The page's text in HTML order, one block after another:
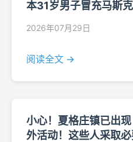
本31岁男子冒充马斯
2026年07月29日
阅读全文 →
小心！夏格庄镇已出
外活动！这些人采取